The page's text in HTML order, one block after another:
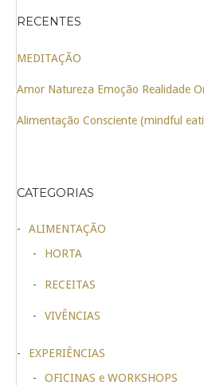
RECENTES
MEDITAÇÃO
Amor Natureza Emoção Realidade
Alimentação Consciente (mindful
CATEGORIAS
ALIMENTAÇÃO
HORTA
RECEITAS
VIVÊNCIAS
EXPERIÊNCIAS
OFICINAS e WORKSHOPS